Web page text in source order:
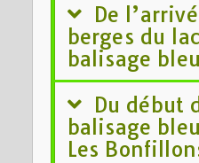
De
berges du
balisage
Du début
balisage
Les